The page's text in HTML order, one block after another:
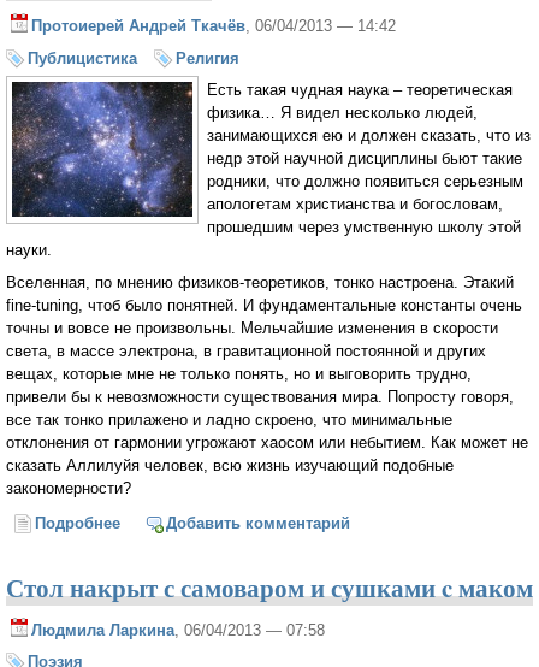
Протоиерей Андрей Ткачёв , 06/04/2013 — 14:42
Публицистика
Религия
Есть такая чудная наука – теоретическая
физика… Я видел несколько людей,
занимающихся ею и должен сказать, что из
недр этой научной дисциплины бьют такие
родники, что должно появиться серьезным
апологетам христианства и богословам,
прошедшим через умственную школу этой
науки.
Вселенная, по мнению физиков-теоретиков, тонко настроена. Этакий
fine-tuning, чтоб было понятней. И фундаментальные константы очень
точны и вовсе не произвольны. Мельчайшие изменения в скорости
света, в массе электрона, в гравитационной постоянной и других
вещах, которые мне не только понять, но и выговорить трудно,
привели бы к невозможности существования мира. Попросту говоря,
все так тонко прилажено и ладно скроено, что минимальные
отклонения от гармонии угрожают хаосом или небытием. Как может не
сказать Аллилуйя человек, всю жизнь изучающий подобные
закономерности?
Подробнее о Я посредине мира
Добавить комментарий
Стол накрыт с самоваром и сушками c маком
Людмила Ларкина , 06/04/2013 — 07:58
Поэзия